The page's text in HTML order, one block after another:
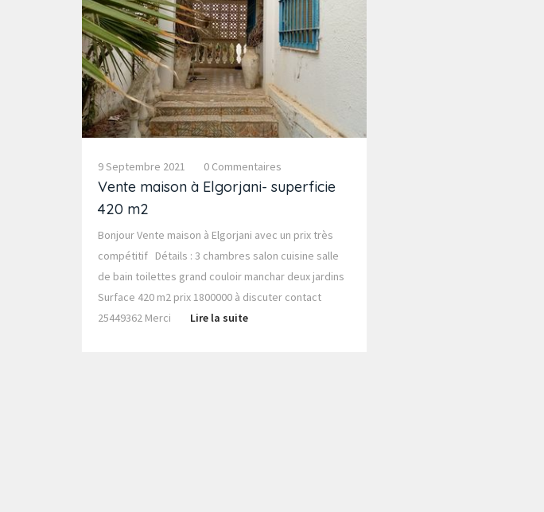
9 Septembre 2021 0 Commentaires
Vente maison à Elgorjani- superficie
420 m2
Bonjour Vente maison à Elgorjani avec un prix très
compétitif Détails : 3 chambres salon cuisine salle
de bain toilettes grand couloir manchar deux jardins
Surface 420 m2 prix 1800000 à discuter contact
25449362 Merci Lire la suite